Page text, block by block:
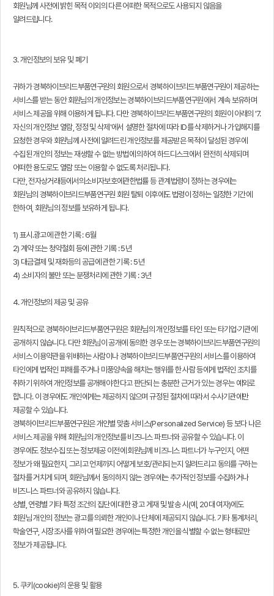
회원님께 사전에 밝힌 목적 이외의 다른 어떠한 목적으로도 사용되지 않음을
알려드립니다.
3. 개인정보의 보유 및 폐기
귀하가 경북하이브리드부품연구원의 회원으로서 경북하이브리드부품연구원이 제공하는
서비스를 받는 동안 회원님의 개인정보는 경북하이브리드부품연구원에서 계속 보유하며
서비스 제공을 위해 이용하게 됩니다. 다만 경북하이브리드부품연구원의 회원이 아래의 '7.
자신의 개인정보 열람, 정정 및 삭제'에서 설명한 절차에 따라 ID를 삭제하거나 가입해지를
요청한 경우와 회원님께 사전에 알려드린 개인정보를 제공받은 목적이 달성된 경우에
수집된 개인의 정보는 재생할 수 없는 방법에 의하여 하드디스크에서 완전히 삭제되며
어떠한 용도로도 열람 또는 이용할 수 없도록 처리됩니다.
다만, 전자상거래등에서의소비자보호에관한법률 등 관계법령이 정하는 경우에는
회원님의 경북하이브리드부품연구원 회원 탈퇴 이후에도 법령이 정하는 일정한 기간에
한하여, 회원님의 정보를 보유하게 됩니다.
1) 표시.광고에 관한 기록 : 6월
2) 계약 또는 청약철회 등에 관한 기록 : 5년
3) 대금결제 및 재화등의 공급에 관한 기록 : 5년
4) 소비자의 불만 또는 분쟁처리에 관한 기록 : 3년
4. 개인정보의 제공 및 공유
원칙적으로 경북하이브리드부품연구원은 회원님의 개인정보를 타인 또는 타기업·기관에
공개하지 않습니다. 다만 회원님이 공개에 동의한 경우 또는 경북하이브리드부품연구원의
서비스 이용약관을 위배하는 사람이나 경북하이브리드부품연구원의 서비스를 이용하여
타인에게 법적인 피해를 주거나 미풍양속을 해치는 행위를 한 사람 등에게 법적인 조치를
취하기 위하여 개인정보를 공개해야 한다고 판단되는 충분한 근거가 있는 경우는 예외로
합니다. 이 경우에도 개인에게는 제공하지 않으며 규정된 절차에 따라서 수사기관에만
제공할 수 있습니다.
경북하이브리드부품연구원은 개인별 맞춤 서비스(Personalized Service) 등 보다 나은
서비스 제공을 위해 회원님의 개인정보를 비즈니스 파트너와 공유할 수 있습니다. 이
경우에도 정보수집 또는 정보제공 이전에 회원님께 비즈니스 파트너가 누구인지, 어떤
정보가 왜 필요한지, 그리고 언제까지 어떻게 보호/관리되는지 알려드리고 동의를 구하는
절차를 거치게 되며, 회원님께서 동의하지 않는 경우에는 추가적인 정보를 수집하거나
비즈니스 파트너와 공유하지 않습니다.
성별, 연령별 기타 특정 조건의 집단에 대한 광고 게재 및 발송 시(예, 20대 여자)에도
회원님 개인의 정보는 광고를 의뢰한 개인이나 단체에 제공되지 않습니다. 기타 통계처리,
학술연구, 시장조사를 위하여 필요한 경우에는 특정한 개인을 식별할 수 없는 형태로만
정보가 제공됩니다.
5. 쿠키(cookie)의 운용 및 활용